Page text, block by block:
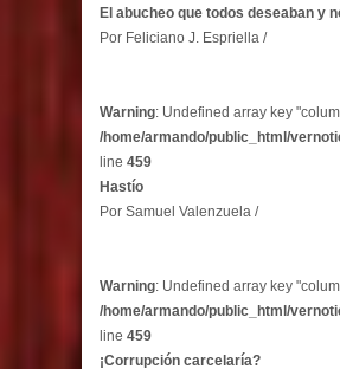
El abucheo que todos deseaban y
Por Feliciano J. Espriella /
Warning: Undefined array key
/home/armando/public_html/
line 459
Hastío
Por Samuel Valenzuela /
Warning: Undefined array key
/home/armando/public_html/
line 459
¡Corrupción carcelaría?